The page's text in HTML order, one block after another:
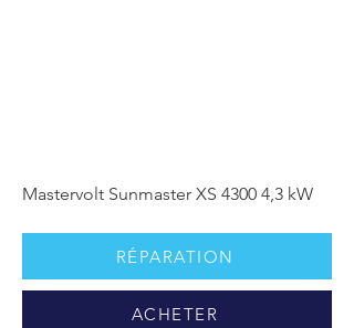
Mastervolt Sunmaster XS 4300 4,3 kW
RÉPARATION
ACHETER